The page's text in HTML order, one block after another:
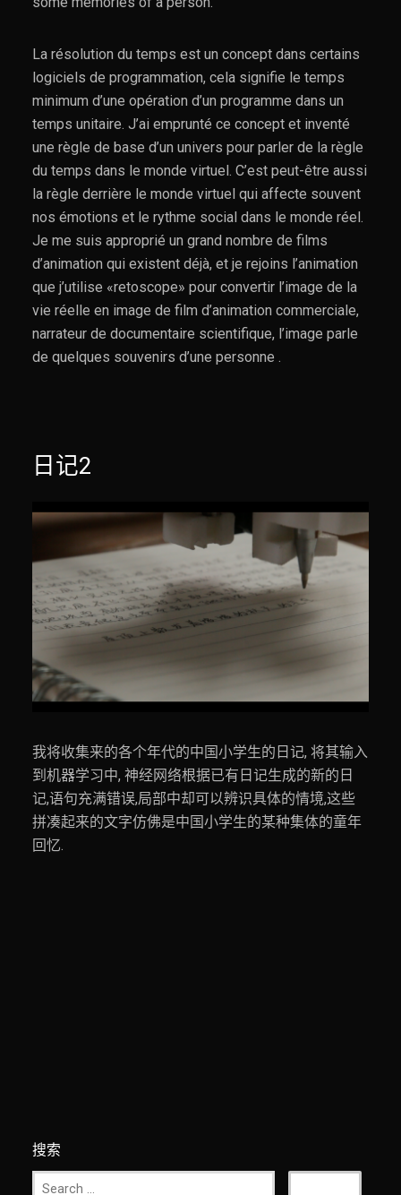
La résolution du temps est un concept dans certains
logiciels de programmation, cela signifie le temps
minimum d’une opération d’un programme dans un
temps unitaire. J’ai emprunté ce concept et inventé
une règle de base d’un univers pour parler de la règle
du temps dans le monde virtuel. C’est peut-être aussi
la règle derrière le monde virtuel qui affecte souvent
nos émotions et le rythme social dans le monde réel.
Je me suis approprié un grand nombre de films
d’animation qui existent déjà, et je rejoins l’animation
que j’utilise «retoscope» pour convertir l’image de la
vie réelle en image de film d’animation commerciale,
narrateur de documentaire scientifique, l’image parle
de quelques souvenirs d’une personne .
日记2
我将收集来的各个年代的中国小学生的日记, 将其输入
到机器学习中, 神经网络根据已有日记生成的新的日
记,语句充满错误,局部中却可以辨识具体的情境,这些
拼凑起来的文字仿佛是中国小学生的某种集体的童年
回忆.
搜索